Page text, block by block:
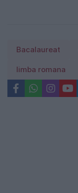
Bacalaureat
limba romana